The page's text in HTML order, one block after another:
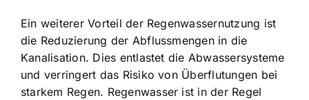
Ein weiterer Vorteil der Regenwassernutzung ist
die Reduzierung der Abflussmengen in die
Kanalisation. Dies entlastet die Abwassersysteme
und verringert das Risiko von Überflutungen bei
starkem Regen. Regenwasser ist in der Regel